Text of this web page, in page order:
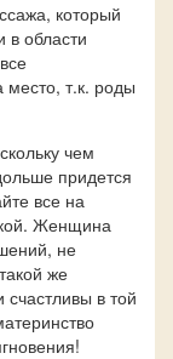
который
в области
место, т.к. роды
чем
придется
все на
Женщина
не
же
счастливы в той